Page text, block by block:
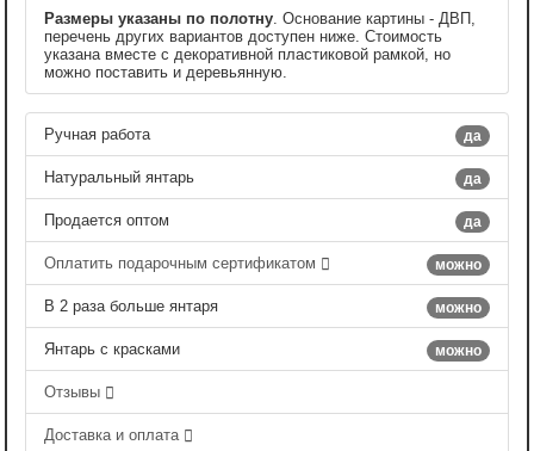
Размеры указаны по полотну . Основание картины - ДВП,
перечень других вариантов доступен ниже. Стоимость
указана вместе с декоративной пластиковой рамкой, но
можно поставить и деревьянную.
да
Ручная работа
да
Натуральный янтарь
да
Продается оптом
можно
Оплатить подарочным сертификатом
можно
В 2 раза больше янтаря
можно
Янтарь с красками
Отзывы
Доставка и оплата